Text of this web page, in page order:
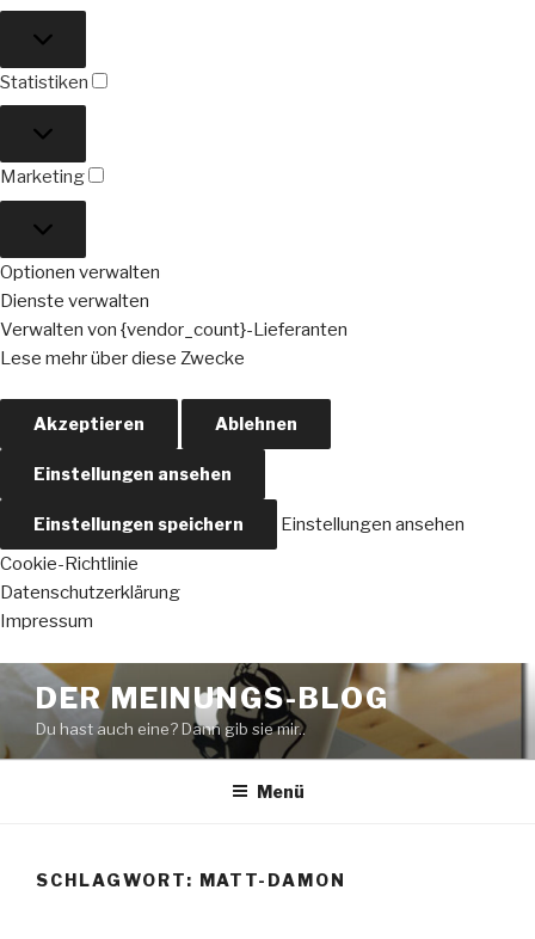
Statistiken
Marketing
Optionen verwalten
Dienste verwalten
Verwalten von {vendor_count}-Lieferanten
Lese mehr über diese Zwecke
Akzeptieren Ablehnen
Einstellungen ansehen
Einstellungen speichern
Einstellungen ansehen
Cookie-Richtlinie
Datenschutzerklärung
Impressum
Zum
Inhalt
springen
DER MEINUNGS-BLOG
Du hast auch eine? Dann gib sie mir..
Menü
SCHLAGWORT: MATT-DAMON